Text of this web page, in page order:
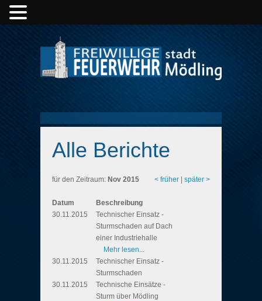
Alle Berichte
< früher später >
für den Zeitraum: Nov 2015
Datum
Beschreibung
30.11.2015
Technischer Einsatz -
Sturmschaden auf Dach
einer Industriehalle
Mehr lesen...
30.11.2015
Technischer Einsatz -
Sturmschaden
30.11.2015
Technische Einsätze -
Sturm über Mödling